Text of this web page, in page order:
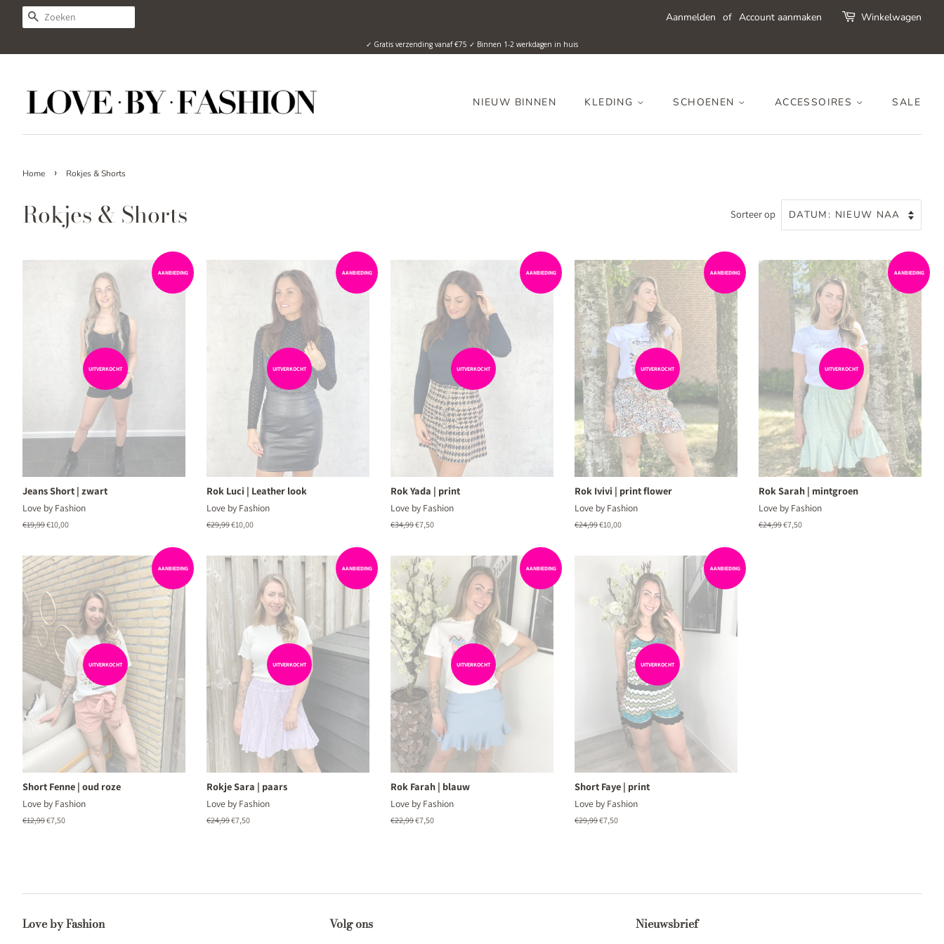
ZOEKEN Aanmelden of Account aanmaken Winkelwagen
✓ Gratis verzending vanaf €75 ✓ Binnen 1-2 werkdagen in huis
NIEUW BINNEN KLEDING SCHOENEN ACCESSOIRES SALE
Home › Rokjes & Shorts
Rokjes & Shorts Sorteer op
AANBIEDING
UITVERKOCHT
Jeans Short | zwart
Love by Fashion
Normale
€19,99Aanbiedingsprijs
€10,00
AANBIEDING
UITVERKOCHT
Rok Luci | Leather look
Love by Fashion
Normale
€29,99Aanbiedingsprijs
€10,00
AANBIEDING
UITVERKOCHT
Rok Yada | print
Love by Fashion
Normale
€34,99Aanbiedingsprijs
€7,50
AANBIEDING
UITVERKOCHT
Rok Ivivi | print flower
Love by Fashion
Normale
€24,99Aanbiedingsprijs
€10,00
AANBIEDING
UITVERKOCHT
Rok Sarah | mintgroen
Love by Fashion
Normale
€24,99Aanbiedingsprijs
€7,50
AANBIEDING
UITVERKOCHT
Short Fenne | oud roze
Love by Fashion
Normale
€12,99Aanbiedingsprijs
€7,50
AANBIEDING
UITVERKOCHT
Rokje Sara | paars
Love by Fashion
Normale
€24,99Aanbiedingsprijs
€7,50
AANBIEDING
UITVERKOCHT
Rok Farah | blauw
Love by Fashion
Normale
€22,99Aanbiedingsprijs
€7,50
AANBIEDING
UITVERKOCHT
Short Faye | print
Love by Fashion
Normale
€29,99Aanbiedingsprijs
€7,50
Love by Fashion Volg ons Nieuwsbrief